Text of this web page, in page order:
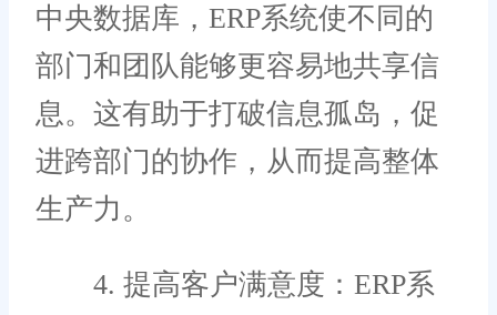
中央数据库，ERP系统使不同的
部门和团队能够更容易地共享信
息。这有助于打破信息孤岛，促
进跨部门的协作，从而提高整体
生产力。
4. 提高客户满意度：ERP系